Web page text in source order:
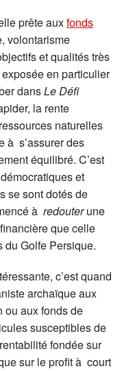
prête auxfonds
volontarisme
et qualités très
en particulier
dansLe Défi
la rente
naturelles
à s’assurer des
équilibré. C’est
et
se sont dotés de
à redouterune
que celle
du Golfe Persique.
c’est quand
archaïque aux
ou aux fonds de
susceptibles de
fondée sur
sur le profit à court